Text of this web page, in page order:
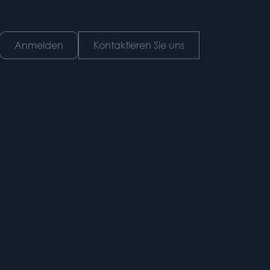
Anmelden Kontaktieren Sie uns